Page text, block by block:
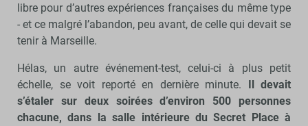
libre pour d’autres expériences françaises du même type
- et ce malgré l’abandon, peu avant, de celle qui devait se
tenir à Marseille.
Hélas, un autre événement-test, celui-ci à plus petit
échelle, se voit reporté en dernière minute. Il devait
s’étaler sur deux soirées d’environ 500 personnes
chacune, dans la salle intérieure du Secret Place à